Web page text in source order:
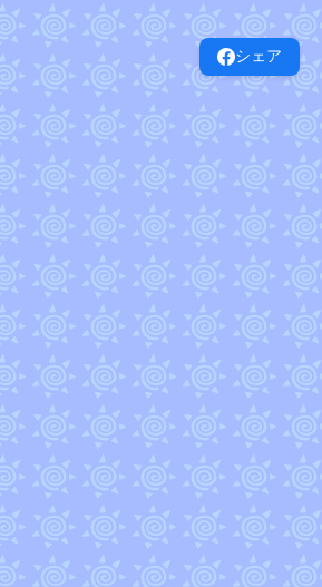
シェア